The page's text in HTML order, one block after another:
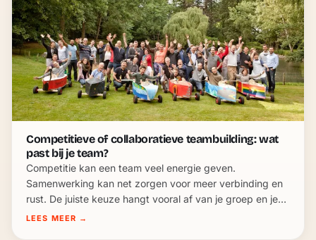
Competitieve of collaboratieve teambuilding: wat
past bij je team?
Competitie kan een team veel energie geven.
Samenwerking kan net zorgen voor meer verbinding en
rust. De juiste keuze hangt vooral af van je groep en je
doel.
LEES MEER →